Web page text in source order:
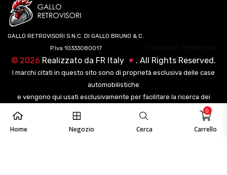
Home Negozio Cerca Carrello
0
GALLO RETROVISORI S.N.C. DI GALLO BRUNO & C.
P.Iva 10333080017
© 2026 Realizzato da FR Italy ♥ . All Rights Reserved.
I marchi citati in questo sito sono di proprietà esclusiva delle case
automobilistiche
e vengono qui usati esclusivamente per facilitare la ricerca dei